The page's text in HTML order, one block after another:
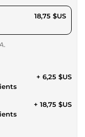
18,75 $US
+ 6,25 $US
+ 18,75 $US